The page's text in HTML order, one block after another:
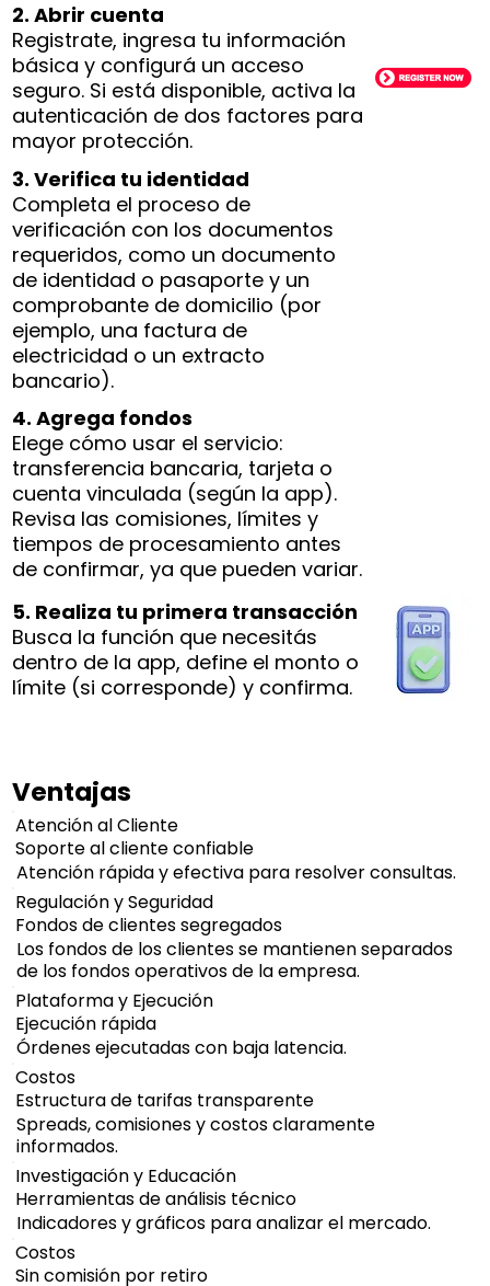
2. Abrir cuenta
Registrate, ingresa tu información
básica y configurá un acceso
seguro. Si está disponible, activa la
autenticación de dos factores para
mayor protección.
3. Verifica tu identidad
Completa el proceso de
verificación con los documentos
requeridos, como un documento
de identidad o pasaporte y un
comprobante de domicilio (por
ejemplo, una factura de
electricidad o un extracto
bancario).
4. Agrega fondos
Elege cómo usar el servicio:
transferencia bancaria, tarjeta o
cuenta vinculada (según la app).
Revisa las comisiones, límites y
tiempos de procesamiento antes
de confirmar, ya que pueden variar.
5. Realiza tu primera transacción
Busca la función que necesitás
dentro de la app, define el monto o
límite (si corresponde) y confirma.
Ventajas
Atención al Cliente
Soporte al cliente confiable
Atención rápida y efectiva para resolver consultas.
Regulación y Seguridad
Fondos de clientes segregados
Los fondos de los clientes se mantienen separados
de los fondos operativos de la empresa.
Plataforma y Ejecución
Ejecución rápida
Órdenes ejecutadas con baja latencia.
Costos
Estructura de tarifas transparente
Spreads, comisiones y costos claramente
informados.
Investigación y Educación
Herramientas de análisis técnico
Indicadores y gráficos para analizar el mercado.
Costos
Sin comisión por retiro